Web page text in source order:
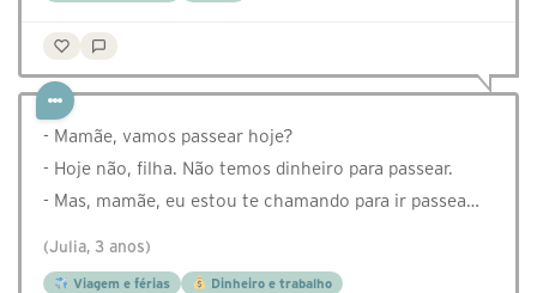
- Mamãe, vamos passear hoje?
- Hoje não, filha. Não temos dinheiro para passear.
- Mas, mamãe, eu estou te chamando para ir passea…
(Julia, 3 anos)
Viagem e férias Dinheiro e trabalho